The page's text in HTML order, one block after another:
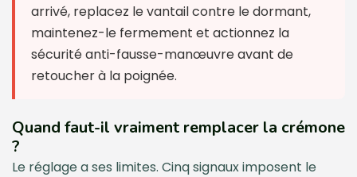
arrivé, replacez le vantail contre le dormant,
maintenez-le fermement et actionnez la
sécurité anti-fausse-manœuvre avant de
retoucher à la poignée.
Quand faut-il vraiment remplacer la crémone
?
Le réglage a ses limites. Cinq signaux imposent le